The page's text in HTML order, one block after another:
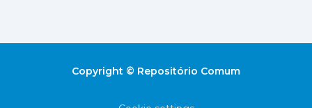
Copyright © Repositório Comum